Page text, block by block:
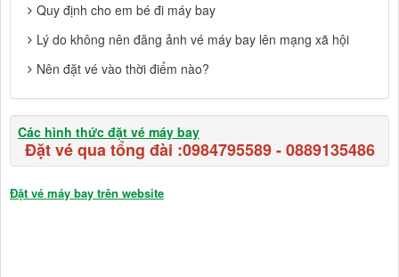
Quy định cho em bé đi máy bay
Lý do không nên đăng ảnh vé máy bay lên mạng xã hội
Nên đặt vé vào thời điểm nào?
Các hình thức đặt vé máy bay
Đặt vé qua tổng đài :0984795589-0889135486
Đặt vé máy bay trên website